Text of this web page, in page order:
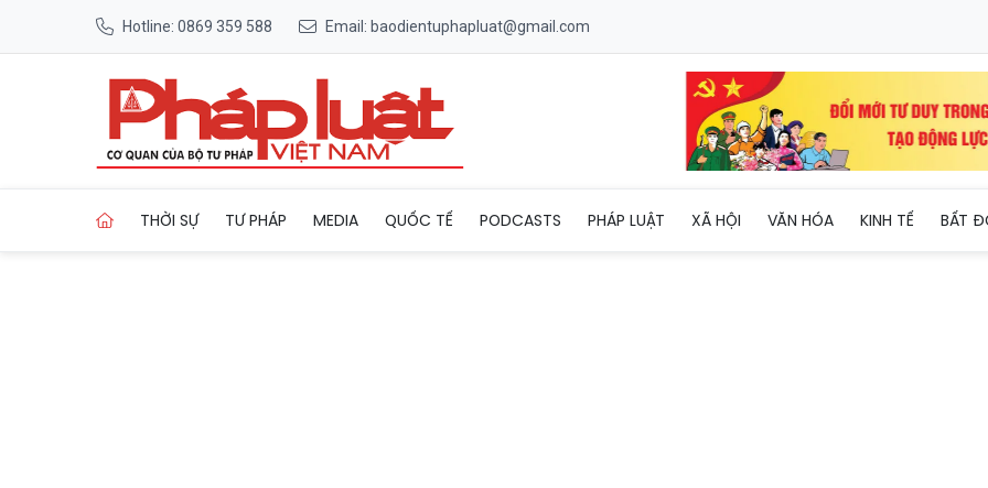
Hotline: 0869 359 588 Email: baodientuphapluat@gmail.com
THỜI SỰ TƯ PHÁP MEDIA QUỐC TẾ PODCASTS PHÁP LUẬT XÃ HỘI VĂN HÓA KINH TẾ BẤT